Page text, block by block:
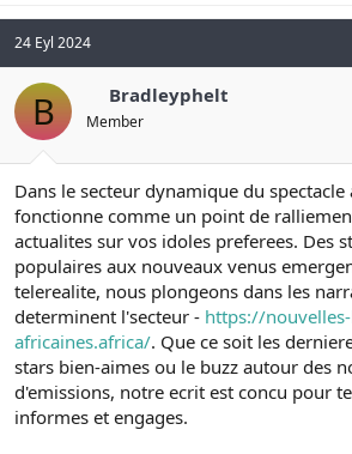
24 Eyl 2024
B Bradleyphelt
Member
Dans le secteur dynamique du
fonctionne comme un point de
actualites sur vos idoles preferees. Des
populaires aux nouveaux venus
telerealite, nous plongeons dans les
determinent l'secteur - https://
africaines.africa/. Que ce soit les
stars bien-aimes ou le buzz autour des
d'emissions, notre ecrit est concu pour
informes et engages.